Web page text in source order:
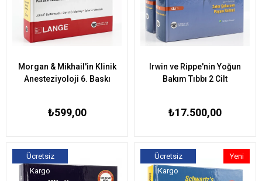
Morgan & Mikhail'in Klinik
Anesteziyoloji 6. Baskı
₺599,00
Irwin ve Rippe'nin Yoğun
Bakım Tıbbı 2 Cilt
₺17.500,00
Ücretsiz
Kargo
Ücretsiz
Kargo
Yeni
Ürün